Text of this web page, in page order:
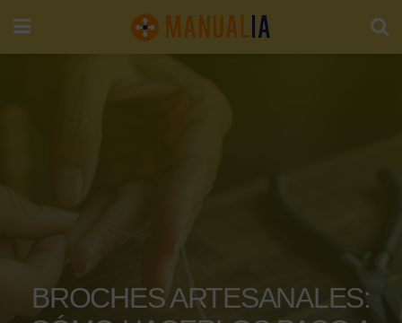
BROCHES ARTESANALES: